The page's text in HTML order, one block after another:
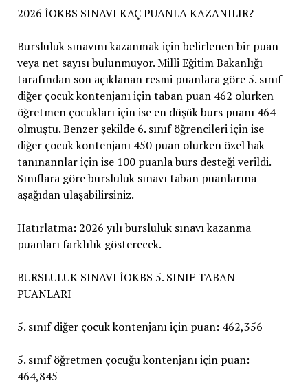
2026 İOKBS SINAVI KAÇ PUANLA KAZANILIR?
Bursluluk sınavını kazanmak için belirlenen bir puan
veya net sayısı bulunmuyor. Milli Eğitim Bakanlığı
tarafından son açıklanan resmi puanlara göre 5. sınıf
diğer çocuk kontenjanı için taban puan 462 olurken
öğretmen çocukları için ise en düşük burs puanı 464
olmuştu. Benzer şekilde 6. sınıf öğrencileri için ise
diğer çocuk kontenjanı 450 puan olurken özel hak
tanınannlar için ise 100 puanla burs desteği verildi.
Sınıflara göre bursluluk sınavı taban puanlarına
aşağıdan ulaşabilirsiniz.
Hatırlatma: 2026 yılı bursluluk sınavı kazanma
puanları farklılık gösterecek.
BURSLULUK SINAVI İOKBS 5. SINIF TABAN
PUANLARI
5. sınıf diğer çocuk kontenjanı için puan: 462,356
5. sınıf öğretmen çocuğu kontenjanı için puan:
464,845